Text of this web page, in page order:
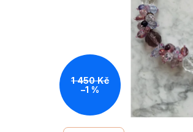
1 450 Kč
–1 %